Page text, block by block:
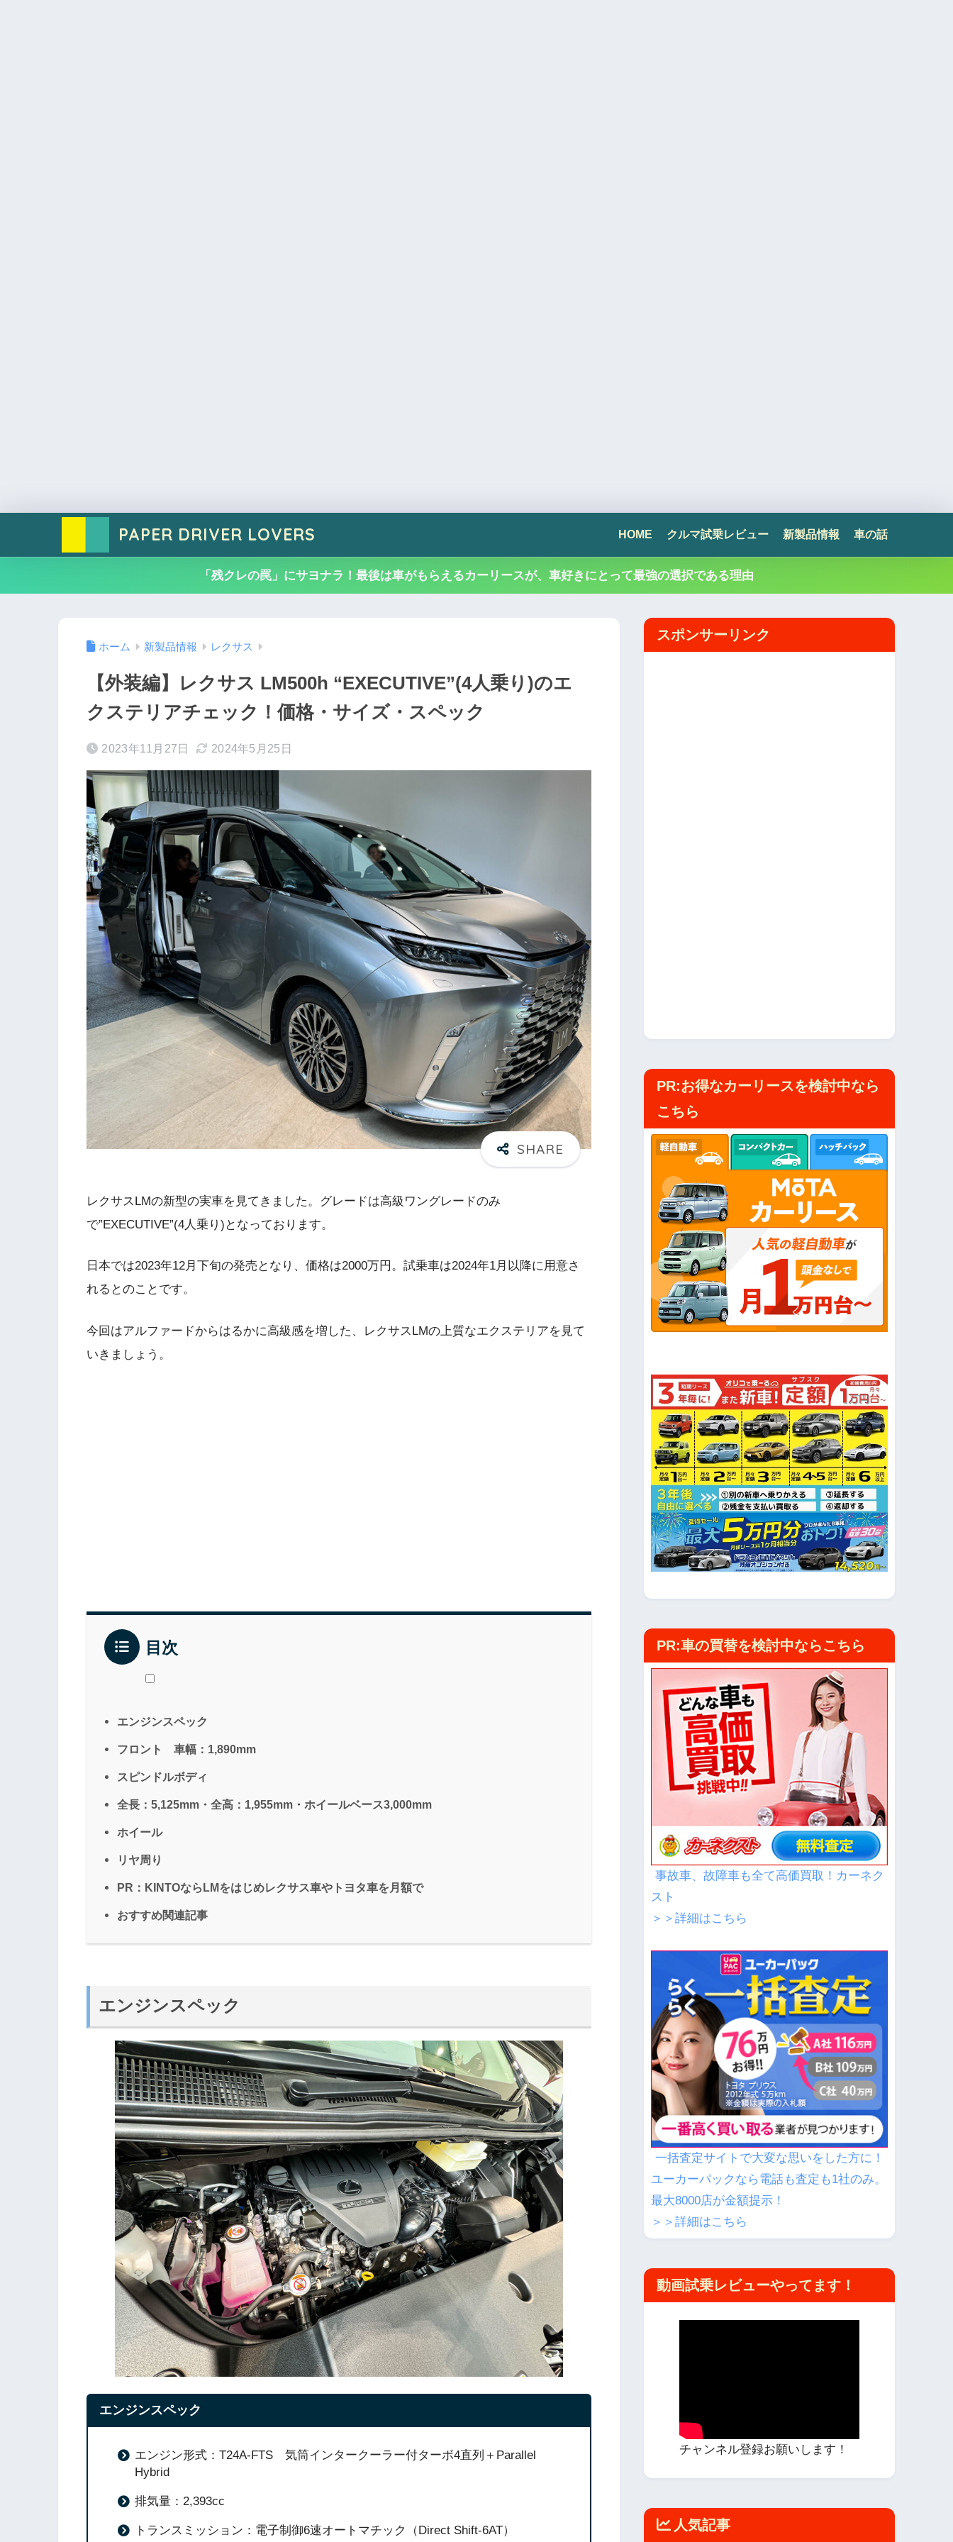
PAPER DRIVER LOVERS HOME クルマ試乗レビュー 新製品情報 車の話
「残クレの罠」にサヨナラ！最後は車がもらえるカーリースが、車好きにとって最強の選択である理由
ホーム 新製品情報 レクサス
【外装編】レクサス LM500h “EXECUTIVE”(4人乗り)のエ
クステリアチェック！価格・サイズ・スペック
2023年11月27日 2024年5月25日
レクサスLMの新型の実車を見てきました。グレードは高級ワングレードのみ
で”EXECUTIVE”(4人乗り)となっております。
日本では2023年12月下旬の発売となり、価格は2000万円。試乗車は2024年1月以降に用意さ
れるとのことです。
今回はアルファードからはるかに高級感を増した、レクサスLMの上質なエクステリアを見て
いきましょう。
目次
エンジンスペック
フロント 車幅：1,890mm
スピンドルボディ
全長：5,125mm・全高：1,955mm・ホイールベース3,000mm
ホイール
リヤ周り
PR：KINTOならLMをはじめレクサス車やトヨタ車を月額で
おすすめ関連記事
エンジンスペック
エンジンスペック
エンジン形式：T24A-FTS 気筒インタークーラー付ターボ4直列＋Parallel
Hybrid
排気量：2,393cc
トランスミッション：電子制御6速オートマチック（Direct Shift-6AT）
スポンサーリンク
PR:お得なカーリースを検討中なら
こちら
PR:車の買替を検討中ならこちら
事故車、故障車も全て高価買取！カーネク
スト
＞＞詳細はこちら
一括査定サイトで大変な思いをした方に！
ユーカーパックなら電話も査定も1社のみ。
最大8000店が金額提示！
＞＞詳細はこちら
動画試乗レビューやってます！
チャンネル登録お願いします！
人気記事